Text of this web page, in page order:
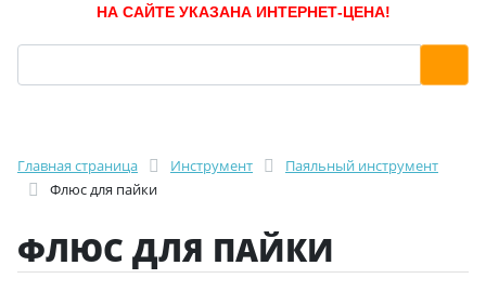
НА САЙТЕ УКАЗАНА ИНТЕРНЕТ-ЦЕНА!
Главная страница Инструмент
Паяльный инструмент
Флюс для пайки
ФЛЮС ДЛЯ ПАЙКИ